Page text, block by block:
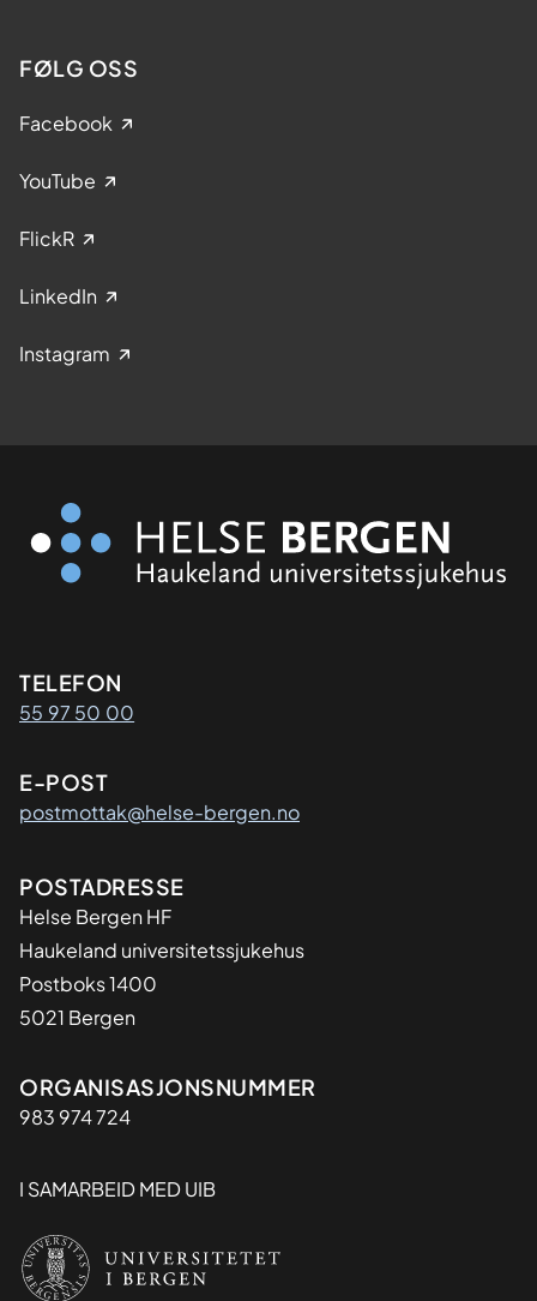
FØLG OSS
Facebook
YouTube
FlickR
LinkedIn
Instagram
Kontaktinformasjon
TELEFON
55 97 50 00
E-POST
postmottak@helse-bergen.no
Adresse
POSTADRESSE
Helse Bergen HF
Haukeland universitetssjukehus
Postboks 1400
5021 Bergen
Organisasjon
ORGANISASJONSNUMMER
983 974 724
I SAMARBEID MED UIB